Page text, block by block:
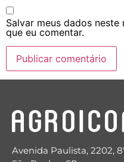
Salvar meus dados
que eu comentar.
Avenida Paulista, 2202,